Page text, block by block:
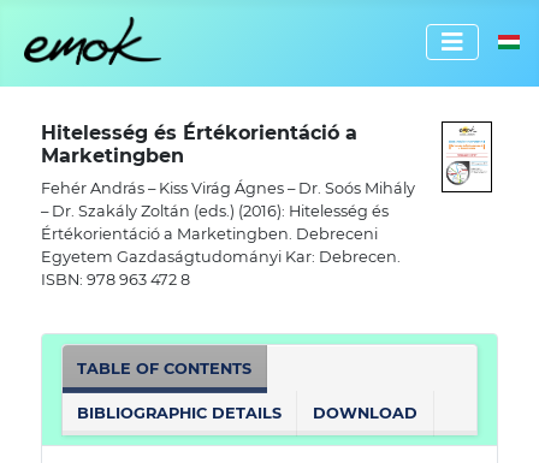
Select
Hitelesség és Értékorientáció a
Marketingben
Fehér András – Kiss Virág Ágnes – Dr. Soós Mihály
– Dr. Szakály Zoltán (eds.) (2016): Hitelesség és
Értékorientáció a Marketingben. Debreceni
Egyetem Gazdaságtudományi Kar: Debrecen.
ISBN: 978 963 472 8
TABLE OF CONTENTS
BIBLIOGRAPHIC DETAILS DOWNLOAD